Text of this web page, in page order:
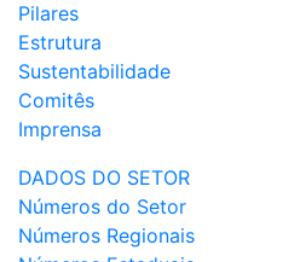
Pilares
Estrutura
Sustentabilidade
Comitês
Imprensa
DADOS DO SETOR
Números do Setor
Números Regionais